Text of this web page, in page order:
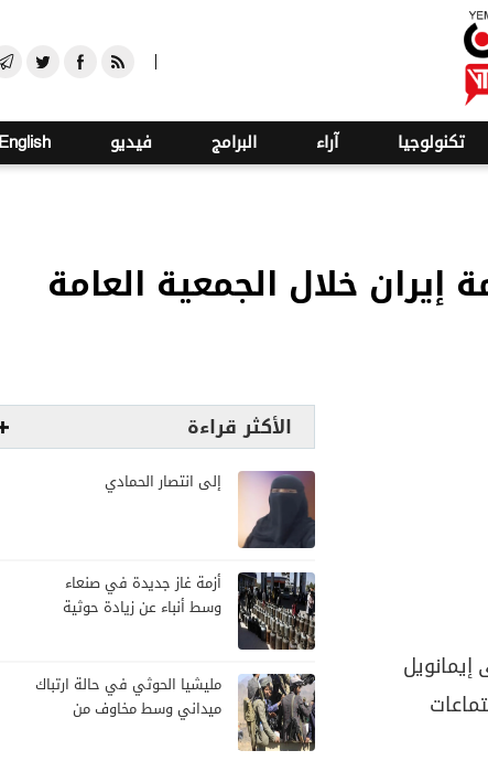
صنعاء
تكنولوجيا آراء البرامج فيديو English
إيران خلال الجمعية العامة
الأكثر قراءة
إلى انتصار الحمادي
أزمة غاز جديدة في صنعاء
وسط أنباء عن زيادة حوثية
مليشيا الحوثي في حالة ارتباك
ميداني وسط مخاوف من